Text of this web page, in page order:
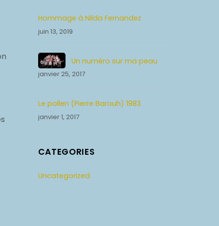
Hommage à Nilda Fernandez
juin 13, 2019
Un numéro sur ma peau
janvier 25, 2017
Le pollen (Pierre Barouh) 1983
janvier 1, 2017
CATEGORIES
Uncategorized